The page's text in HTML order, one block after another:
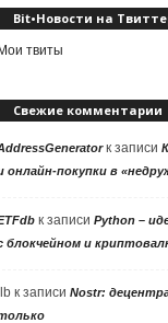
Bit•Новости на
Мои твиты
Свежие комментарии
к записи
онлайн-покупки в
к записиPython –
блокчейном и
llb к записиNostr: